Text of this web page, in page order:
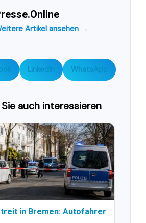
Artikel ansehen →
LinkedIn WhatsApp
auch interessieren
in Bremen: Autofahrer